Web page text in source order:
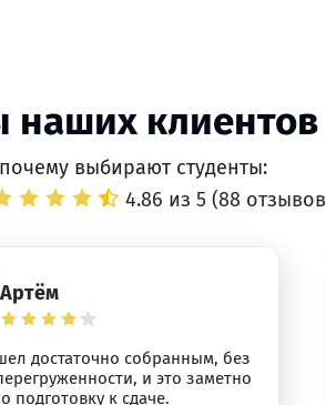
наших клиентов
выбирают студенты:
4.86 из 5 (88 отзывов
Артём
достаточно собранным, без
и это заметно
подготовку к сдаче.